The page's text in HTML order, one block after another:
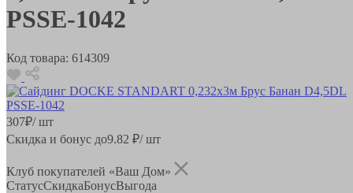
PSSE-1042
Код товара: 614309
307₽/ шт
Скидка и бонус до9.82 ₽/ шт
Клуб покупателей «Ваш Дом»
СтатусСкидкаБонусВыгода